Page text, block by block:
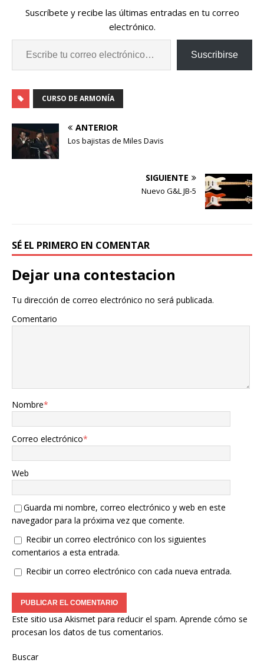
Suscríbete y recibe las últimas entradas en tu correo
electrónico.
Suscribirse
CURSO DE ARMONÍA
ANTERIOR
Los bajistas de Miles Davis
SIGUIENTE
Nuevo G&L JB-5
SÉ EL PRIMERO EN COMENTAR
Dejar una contestacion
Tu dirección de correo electrónico no será publicada.
Comentario
Nombre*
Correo electrónico*
Web
Guarda mi nombre, correo electrónico y web en este
navegador para la próxima vez que comente.
Recibir un correo electrónico con los siguientes
comentarios a esta entrada.
Recibir un correo electrónico con cada nueva entrada.
Este sitio usa Akismet para reducir el spam. Aprende cómo se
procesan los datos de tus comentarios.
Buscar